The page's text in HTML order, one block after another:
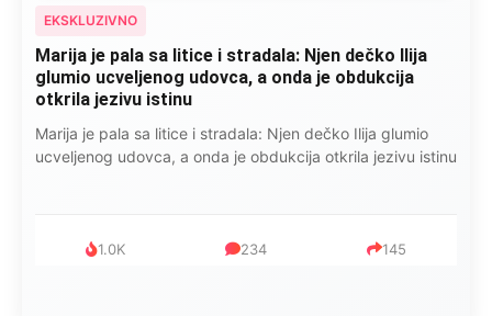
EKSKLUZIVNO
Kad se Marin suprug razbolio ona ga kupala,
pelene mu mijenjala: Jedno jutro je poslao po
čokoladu..
Kad se Marin suprug razbolio ona ga kupala, pelene mu
mijenjala: Jedno jutro je poslao po čokoladu..
999 321 234